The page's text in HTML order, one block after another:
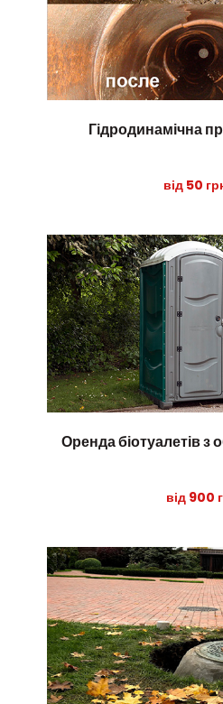
Гідродинамічна
від 50
Оренда біотуалетів з
від 900